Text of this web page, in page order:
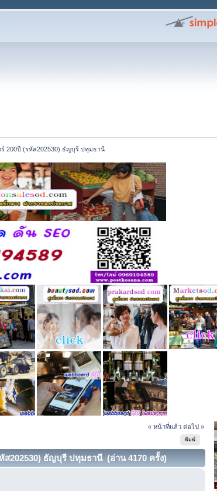
200ปี (รหัส202530) ธัญบุรี ปทุมธานี
« หน้าที่แล้ว ต่อไป »
พิมพ์
202530) ธัญบุรี ปทุมธานี (อ่าน 4170 ครั้ง)